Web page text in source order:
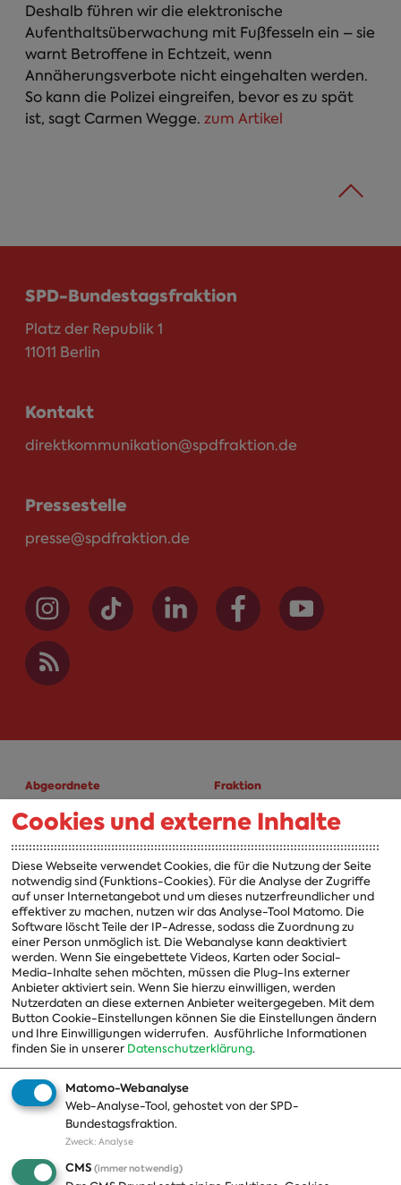
Deshalb führen wir die elektronische
Aufenthaltsüberwachung mit Fußfesseln ein – sie
warnt Betroffene in Echtzeit, wenn
Annäherungsverbote nicht eingehalten werden.
So kann die Polizei eingreifen, bevor es zu spät
ist, sagt Carmen Wegge. zum Artikel
SPD-Bundestagsfraktion
Platz der Republik 1
11011 Berlin
Kontakt
direktkommunikation@spdfraktion.de
Pressestelle
presse@spdfraktion.de
Abgeordnete
A-Z
Fraktion
Fraktion
Vorsitzender
Vorstand
Arbeitsgruppen
Ausschussvorsitzende
Beauftragte
Landesgruppen
Organisation
Themen
Positionen
Presse
Fotos
Cookies und externe Inhalte
Diese Webseite verwendet Cookies, die für die Nutzung der Seite
notwendig sind (Funktions-Cookies). Für die Analyse der Zugriffe
auf unser Internetangebot und um dieses nutzerfreundlicher und
effektiver zu machen, nutzen wir das Analyse-Tool Matomo. Die
Software löscht Teile der IP-Adresse, sodass die Zuordnung zu
einer Person unmöglich ist. Die Webanalyse kann deaktiviert
werden. Wenn Sie eingebettete Videos, Karten oder Social-
Media-Inhalte sehen möchten, müssen die Plug-Ins externer
Anbieter aktiviert sein. Wenn Sie hierzu einwilligen, werden
Nutzerdaten an diese externen Anbieter weitergegeben. Mit dem
Button Cookie-Einstellungen können Sie die Einstellungen ändern
und Ihre Einwilligungen widerrufen. Ausführliche Informationen
finden Sie in unserer Datenschutzerklärung.
Matomo-Webanalyse
Web-Analyse-Tool, gehostet von der SPD-
Bundestagsfraktion.
Zweck: Analyse
CMS (immer notwendig)